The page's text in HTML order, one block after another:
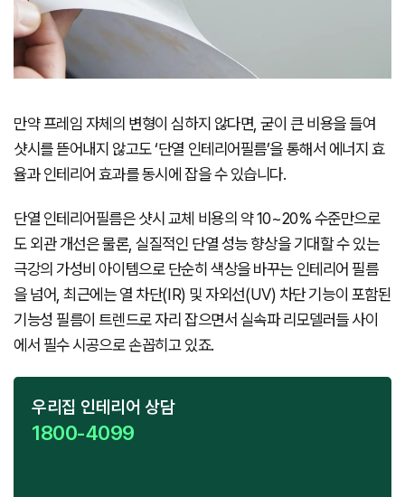
만약 프레임 자체의 변형이 심하지 않다면, 굳이 큰 비용을 들여
샷시를 뜯어내지 않고도 ‘단열 인테리어필름’을 통해서 에너지 효
율과 인테리어 효과를 동시에 잡을 수 있습니다.
단열 인테리어필름은 샷시 교체 비용의 약 10~20% 수준만으로
도 외관 개선은 물론, 실질적인 단열 성능 향상을 기대할 수 있는
극강의 가성비 아이템으로 단순히 색상을 바꾸는 인테리어 필름
을 넘어, 최근에는 열 차단(IR) 및 자외선(UV) 차단 기능이 포함된
기능성 필름이 트렌드로 자리 잡으면서 실속파 리모델러들 사이
에서 필수 시공으로 손꼽히고 있죠.
우리집 인테리어 상담
1800-4099